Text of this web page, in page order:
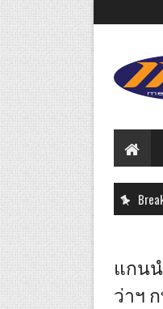
เทศไทย จัดงานฉลองครบรอ
แกน
ว่าฯ